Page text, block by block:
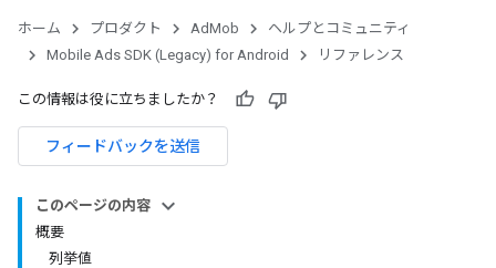
ホーム プロダクト AdMob
ヘルプとコミュニティ
Mobile Ads SDK (Legacy) for Android
リファレンス
この情報は役に立ちましたか？
フィードバックを送信
このページの内容
概要
列挙値